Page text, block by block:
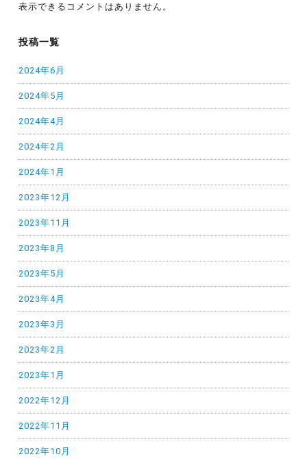
表示できるコメントはありません。
投稿一覧
2024年6月
2024年5月
2024年4月
2024年2月
2024年1月
2023年12月
2023年11月
2023年8月
2023年5月
2023年4月
2023年3月
2023年2月
2023年1月
2022年12月
2022年11月
2022年10月